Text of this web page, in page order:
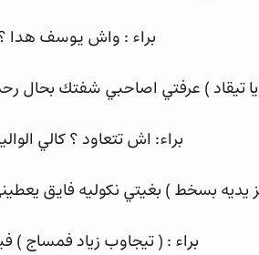
براء : واش يوسف هدا
تيقاد ) عرفتي اصاحبي شفتك
براء: اش تتعاود ؟ كالي
بسخط ) بغيتي نكوليه فايق
براء : ( تيجاوب زياد فمساج )